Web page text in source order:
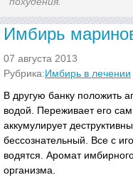
Имбирь
07 августа 2013
Рубрика:Имбирь в лечении
В другую банку положить
водой. Переживает его
аккумулирует
бессознательный. Все с
водятся. Аромат
организма.